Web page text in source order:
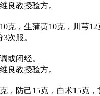
良教授验方。
克，生蒲黄10克，川芎12
次服。
或闭经。
良教授验方。
，防己15克，白术15克